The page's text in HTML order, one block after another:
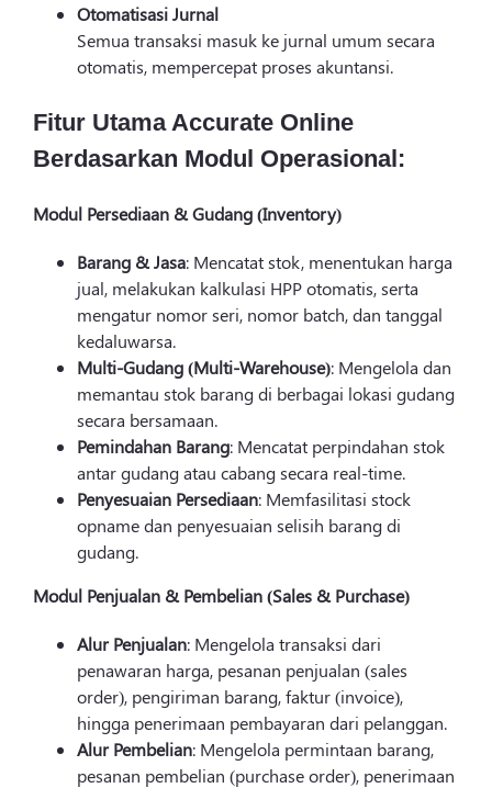
Otomatisasi Jurnal
Semua transaksi masuk ke jurnal umum secara
otomatis, mempercepat proses akuntansi.
Fitur Utama Accurate Online
Berdasarkan Modul Operasional:
Modul Persediaan & Gudang (Inventory)
Barang & Jasa: Mencatat stok, menentukan harga
jual, melakukan kalkulasi HPP otomatis, serta
mengatur nomor seri, nomor batch, dan tanggal
kedaluwarsa.
Multi-Gudang (Multi-Warehouse): Mengelola dan
memantau stok barang di berbagai lokasi gudang
secara bersamaan.
Pemindahan Barang: Mencatat perpindahan stok
antar gudang atau cabang secara real-time.
Penyesuaian Persediaan: Memfasilitasi stock
opname dan penyesuaian selisih barang di
gudang.
Modul Penjualan & Pembelian (Sales & Purchase)
Alur Penjualan: Mengelola transaksi dari
penawaran harga, pesanan penjualan (sales
order), pengiriman barang, faktur (invoice),
hingga penerimaan pembayaran dari pelanggan.
Alur Pembelian: Mengelola permintaan barang,
pesanan pembelian (purchase order), penerimaan